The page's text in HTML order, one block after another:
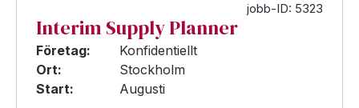
jobb-ID: 5323
Interim Supply Planner
Företag:
Konfidentiellt
Ort:
Stockholm
Start:
Augusti